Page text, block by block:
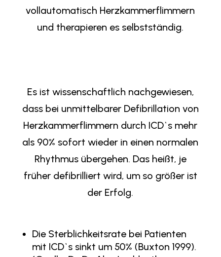
vollautomatisch Herzkammerflimmern
und therapieren es selbstständig.
Es ist wissenschaftlich nachgewiesen,
dass bei unmittelbarer Defibrillation von
Herzkammerflimmern durch ICD`s mehr
als 90% sofort wieder in einen normalen
Rhythmus übergehen. Das heißt, je
früher defibrilliert wird, um so größer ist
der Erfolg.
Die Sterblichkeitsrate bei Patienten
mit ICD`s sinkt um 50% (Buxton 1999).